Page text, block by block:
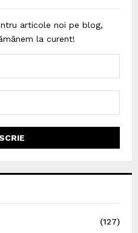
articole noi pe blog,
la curent!
(127)